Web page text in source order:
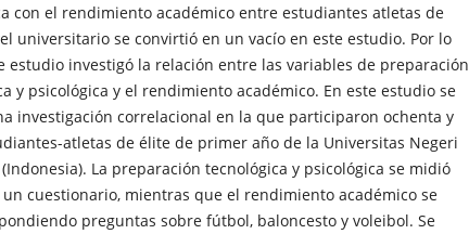
con el rendimiento académico entre estudiantes atletas de
universitario se convirtió en un vacío en este estudio. Por lo
estudio investigó la relación entre las variables de preparación
y psicológica y el rendimiento académico. En este estudio se
investigación correlacional en la que participaron ochenta y
atletas de élite de primer año de la Universitas Negeri
La preparación tecnológica y psicológica se midió
cuestionario, mientras que el rendimiento académico se
preguntas sobre fútbol, ​​baloncesto y voleibol. Se